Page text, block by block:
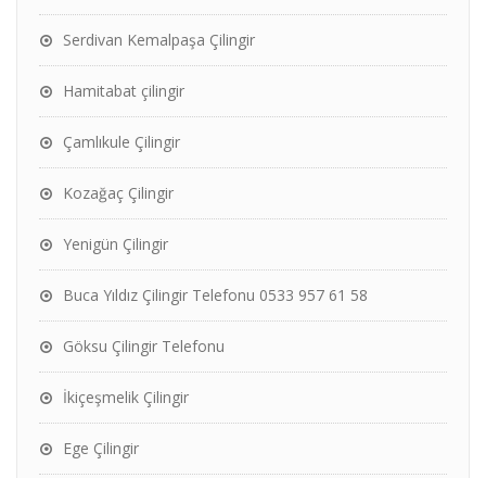
Serdivan Kemalpaşa Çilingir
Hamitabat çilingir
Çamlıkule Çilingir
Kozağaç Çilingir
Yenigün Çilingir
Buca Yıldız Çilingir Telefonu 0533 957 61 58
Göksu Çilingir Telefonu
İkiçeşmelik Çilingir
Ege Çilingir